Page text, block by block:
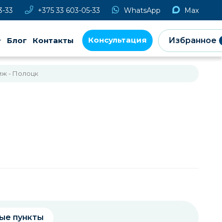
33 +375 33 603-05-33 WhatsApp Max
Блог Контакты Консультация Избранное
- Полоцк
пункты